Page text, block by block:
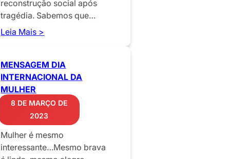
reconstrução social após
tragédia. Sabemos que…
Leia Mais >
MENSAGEM DIA
INTERNACIONAL DA
MULHER
8 DE MARÇO DE
2023
Mulher é mesmo
interessante…Mesmo brava